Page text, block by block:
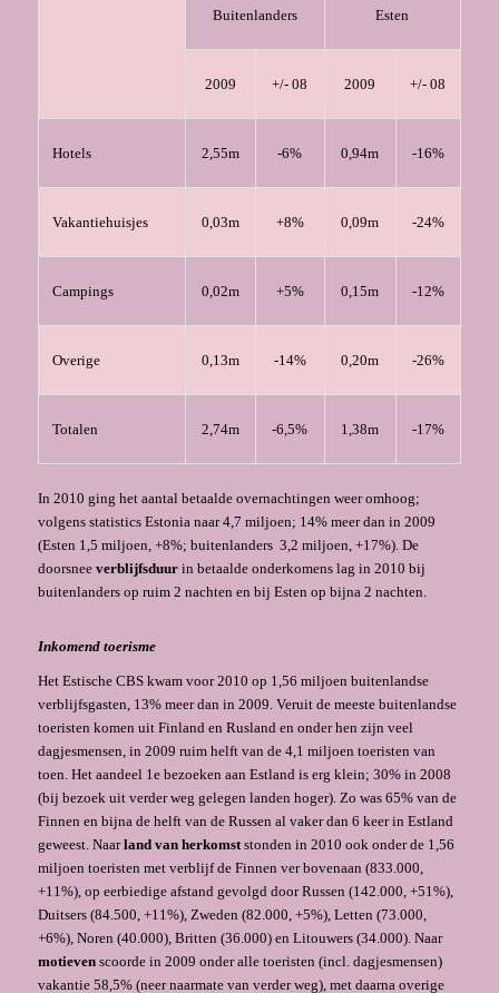
Buitenlanders Esten
2009 +/- 08 2009 +/- 08
Hotels 2,55m -6% 0,94m -16%
Vakantiehuisjes 0,03m +8% 0,09m -24%
Campings 0,02m +5% 0,15m -12%
Overige 0,13m -14% 0,20m -26%
Totalen 2,74m -6,5% 1,38m -17%
In 2010 ging het aantal betaalde overnachtingen weer omhoog;
volgens statistics Estonia naar 4,7 miljoen; 14% meer dan in 2009
(Esten 1,5 miljoen, +8%; buitenlanders 3,2 miljoen, +17%). De
doorsnee verblijfsduurin betaalde onderkomens lag in 2010 bij
buitenlanders op ruim 2 nachten en bij Esten op bijna 2 nachten.
Inkomend toerisme
Het Estische CBS kwam voor 2010 op 1,56 miljoen buitenlandse
verblijfsgasten, 13% meer dan in 2009. Veruit de meeste buitenlandse
toeristen komen uit Finland en Rusland en onder hen zijn veel
dagjesmensen, in 2009 ruim helft van de 4,1 miljoen toeristen van
toen. Het aandeel 1e bezoeken aan Estland is erg klein; 30% in 2008
(bij bezoek uit verder weg gelegen landen hoger). Zo was 65% van de
Finnen en bijna de helft van de Russen al vaker dan 6 keer in Estland
geweest. Naarlandvan herkomststonden in 2010 ook onder de 1,56
miljoen toeristen met verblijf de Finnen ver bovenaan (833.000,
+11%), op eerbiedige afstand gevolgd door Russen (142.000, +51%),
Duitsers (84.500, +11%), Zweden (82.000, +5%), Letten (73.000,
+6%), Noren (40.000), Britten (36.000) en Litouwers (34.000). Naar
motievenscoorde in 2009 onder alle toeristen (incl. dagjesmensen)
vakantie 58,5% (neer naarmate van verder weg), met daarna overige